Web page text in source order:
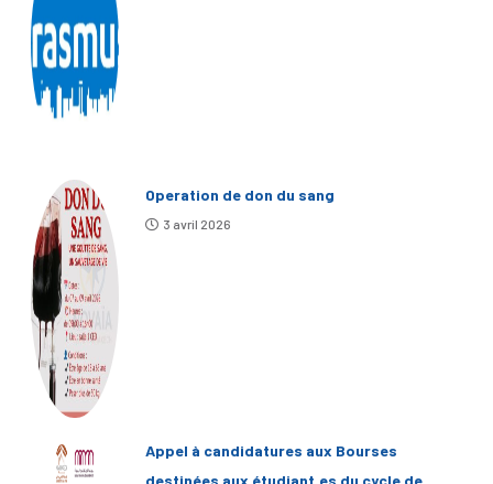
Operation de don du sang
3 avril 2026
Appel à candidatures aux Bourses
destinées aux étudiant.es du cycle de